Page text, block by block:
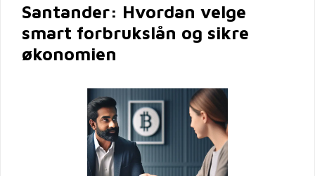
Santander: Hvordan velge
smart forbrukslån og sikre
økonomien